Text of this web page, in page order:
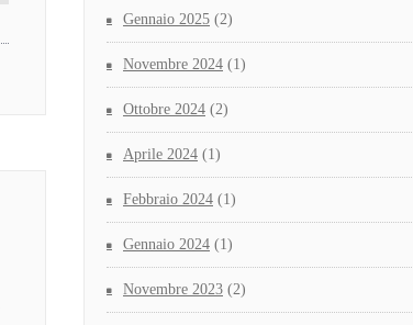
Gennaio 2025 (2)
Novembre 2024 (1)
Ottobre 2024 (2)
Aprile 2024 (1)
Febbraio 2024 (1)
Gennaio 2024 (1)
Novembre 2023 (2)